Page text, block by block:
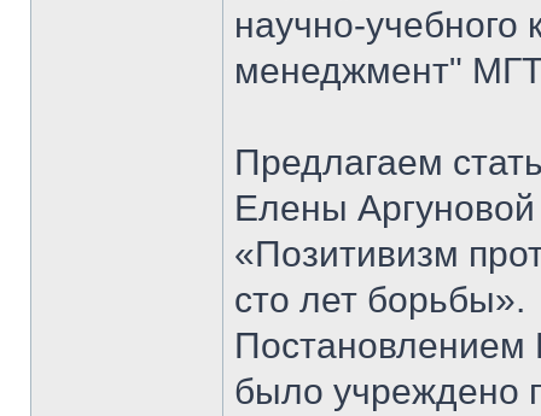
научно-
менеджмент"
Предлагаем
Елены
«Позитивизм
сто лет борьбы».
было учреждено